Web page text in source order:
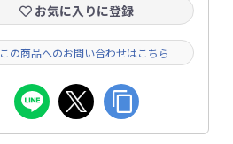
お気に入りに登録
この商品へのお問い合わせはこちら